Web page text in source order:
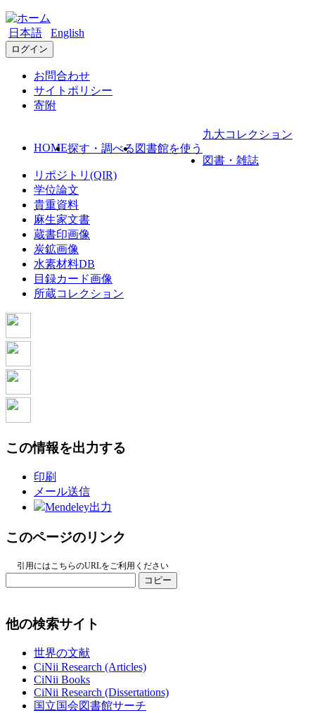
日本語 English
ログイン
お問合わせ
サイトポリシー
寄附
HOME探す・調べる 図書館を使う
九大コレクション
図書・雑誌
リポジトリ(QIR)
学位論文
貴重資料
麻生家文書
蔵書印画像
炭鉱画像
水素材料DB
目録カード画像
所蔵コレクション
この情報を出力する
印刷
メール送信
Mendeley出力
このページのリンク
引用にはこちらのURLをご利用ください
コピー
他の検索サイト
世界の文献
CiNii Research (Articles)
CiNii Books
CiNii Research (Dissertations)
国立国会図書館サーチ